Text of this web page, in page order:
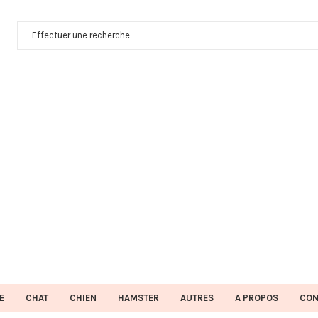
CHAT CHIEN HAMSTER AUTRES A PROPOS